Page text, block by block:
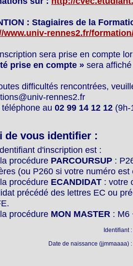
: Stagiaires de la
www.univ-rennes2.fr/
sera prise en compte
prise en compte » sera
difficultés rencontrées,
rennes2.fr
au 02 99 14 12 12 (9h-
de vous identifier :
d'inscription est :
procédure PARCOURSUP :
(ou P260 si votre numéro
procédure ECANDIDAT : votre
précédé des lettres EC ou
procédure MON MASTER : M6
Identifiant :
Date de naissance (jjmmaaaa) :